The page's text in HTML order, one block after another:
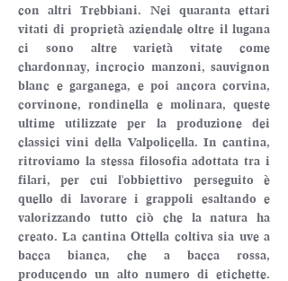
con altri Trebbiani. Nei quaranta ettari
vitati di proprietà aziendale oltre il lugana
ci sono altre varietà vitate come
chardonnay, incrocio manzoni, sauvignon
blanc e garganega, e poi ancora corvina,
corvinone, rondinella e molinara, queste
ultime utilizzate per la produzione dei
classici vini della Valpolicella. In cantina,
ritroviamo la stessa filosofia adottata tra i
filari, per cui l'obbiettivo perseguito è
quello di lavorare i grappoli esaltando e
valorizzando tutto ciò che la natura ha
creato. La cantina Ottella coltiva sia uve a
bacca bianca, che a bacca rossa,
producendo un alto numero di etichette.